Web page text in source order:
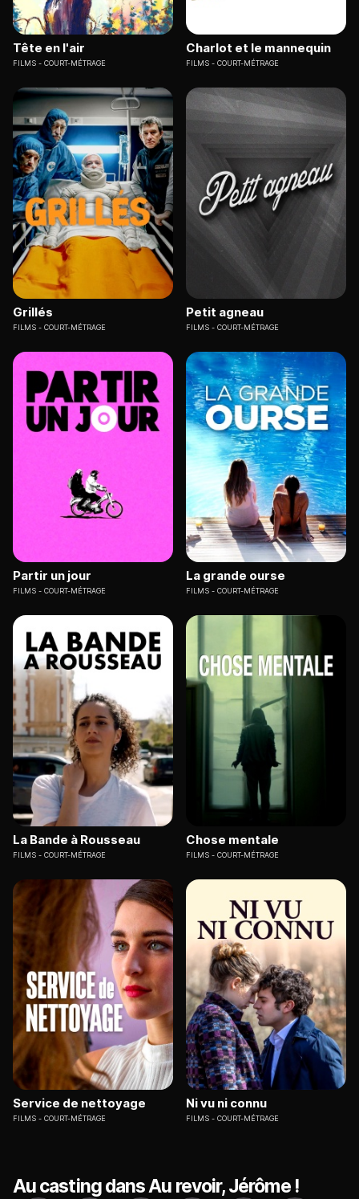
Tête en l'air
FILMS COURT-MÉTRAGE
Charlot et le mannequin
FILMS COURT-MÉTRAGE
Grillés
FILMS COURT-MÉTRAGE
Petit agneau
FILMS COURT-MÉTRAGE
Partir un jour
FILMS COURT-MÉTRAGE
La grande ourse
FILMS COURT-MÉTRAGE
La Bande à Rousseau
FILMS COURT-MÉTRAGE
Chose mentale
FILMS COURT-MÉTRAGE
Service de nettoyage
FILMS COURT-MÉTRAGE
Ni vu ni connu
FILMS COURT-MÉTRAGE
Au casting dans Au revoir, Jérôme !